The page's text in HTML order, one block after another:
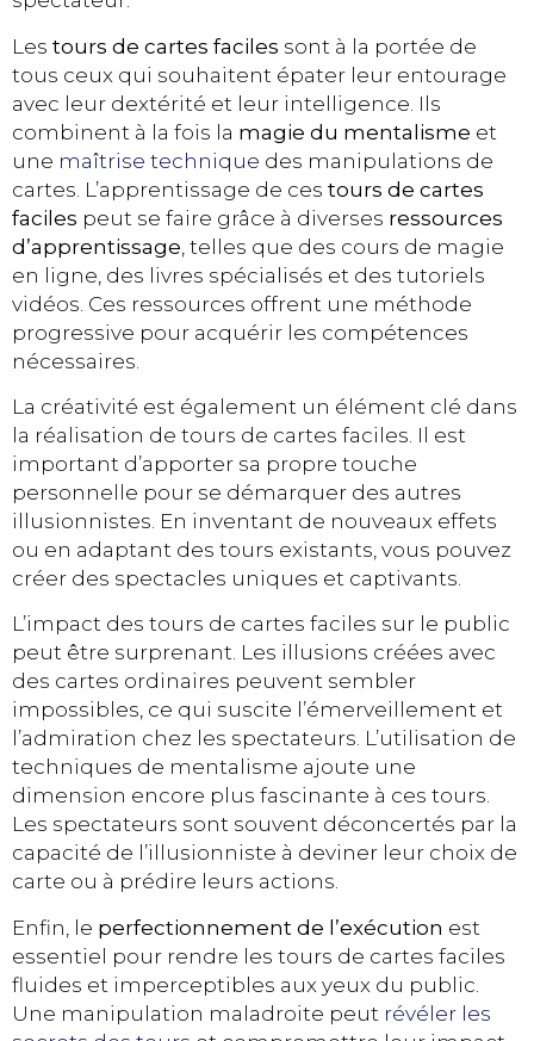
Les tours de cartes faciles sont à la portée de
tous ceux qui souhaitent épater leur entourage
avec leur dextérité et leur intelligence. Ils
combinent à la fois la magie du mentalisme et
une maîtrise technique des manipulations de
cartes. L’apprentissage de ces tours de cartes
faciles peut se faire grâce à diverses ressources
d’apprentissage , telles que des cours de magie
en ligne, des livres spécialisés et des tutoriels
vidéos. Ces ressources offrent une méthode
progressive pour acquérir les compétences
nécessaires.
La créativité est également un élément clé dans
la réalisation de tours de cartes faciles. Il est
important d’apporter sa propre touche
personnelle pour se démarquer des autres
illusionnistes. En inventant de nouveaux effets
ou en adaptant des tours existants, vous pouvez
créer des spectacles uniques et captivants.
L’impact des tours de cartes faciles sur le public
peut être surprenant. Les illusions créées avec
des cartes ordinaires peuvent sembler
impossibles, ce qui suscite l’émerveillement et
l’admiration chez les spectateurs. L’utilisation de
techniques de mentalisme ajoute une
dimension encore plus fascinante à ces tours.
Les spectateurs sont souvent déconcertés par la
capacité de l’illusionniste à deviner leur choix de
carte ou à prédire leurs actions.
Enfin, le perfectionnement de l’exécution est
essentiel pour rendre les tours de cartes faciles
fluides et imperceptibles aux yeux du public.
Une manipulation maladroite peut révéler les